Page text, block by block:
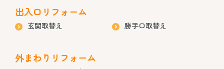
出入口リフォーム
玄関取替え 勝手口取替え
外まわりリフォーム